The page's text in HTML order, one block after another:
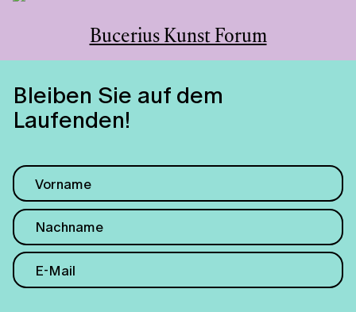
Bucerius Kunst Forum
Bleiben Sie auf dem
Laufenden!